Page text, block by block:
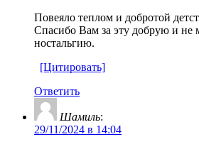
Повеяло теплом и добротой
Спасибо Вам за эту добрую и не
ностальгию.
[Цитировать]
Ответить
Шамиль:
29/11/2024 в 14:04